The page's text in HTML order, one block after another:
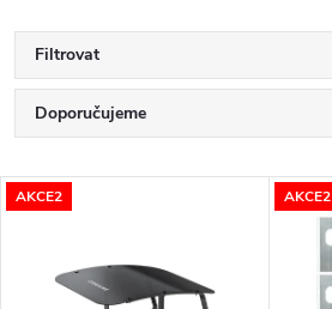
Filtrovat
Ř
a
Doporučujeme
Nejdražší
V
AKCE2 AKCE2